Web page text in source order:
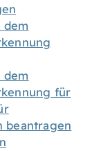
dem
dem
für
beantragen